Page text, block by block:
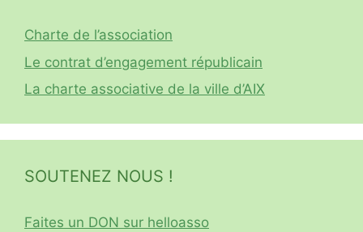
Charte de l’association
Le contrat d’engagement républicain
La charte associative de la ville d’AIX
SOUTENEZ NOUS !
Faites un DON sur helloasso